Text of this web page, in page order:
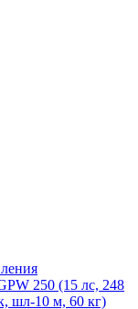
250 (15 лс, 248
шл-10 м, 60 кг)